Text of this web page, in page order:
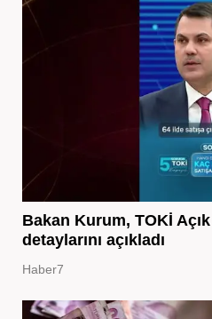
Bakan Kurum, TOKİ
detaylarını açıkladı
Haber7